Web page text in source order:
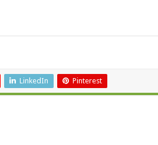
LinkedIn Pinterest